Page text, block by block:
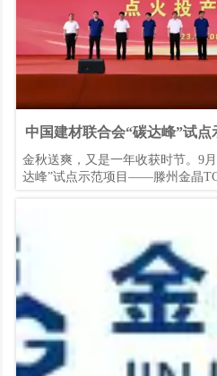
中国建材联合会“碳达峰”试
伏导电玻璃生产线
金秋送爽，又是一年收获时节。9
达峰”试点示范项目——滕州金晶